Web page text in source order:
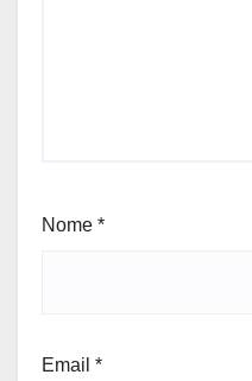
Nome *
Email *